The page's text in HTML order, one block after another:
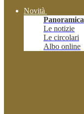
Novità
Panoramica
Le notizie
Le circolari
Albo online